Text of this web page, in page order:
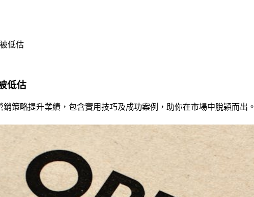
低估
低估
策略提升業績，包含實用技巧及成功案例，助你在市場中脫穎而出。